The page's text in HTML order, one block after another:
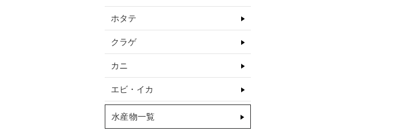
ホタテ
クラゲ
カニ
エビ・イカ
水産物一覧